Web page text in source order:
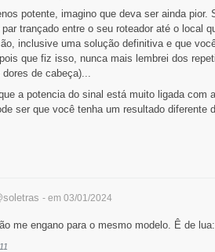
potente, imagino que deva ser ainda
trançado entre o seu roteador até o local
inclusive uma solução definitiva e que
que fiz isso, nunca mais lembrei dos
de cabeça)...
a potencia do sinal está muito ligada
ser que você tenha um resultado diferente
- em 03/01/2024
me engano para o mesmo modelo. Ê de